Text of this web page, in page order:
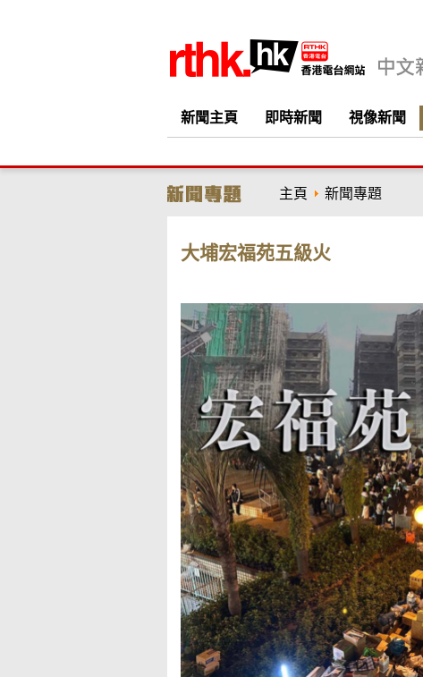
新聞主頁 即時新聞 視像新聞
主頁 新聞專題
大埔宏福苑五級火